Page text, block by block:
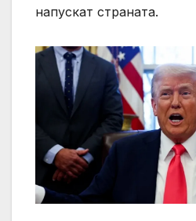
напускат страната.